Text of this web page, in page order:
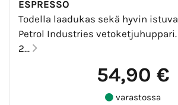
ESPRESSO
Todella laadukas sekä hyvin istuva
Petrol Industries vetoketjuhuppari.
2...
54,90 €
varastossa